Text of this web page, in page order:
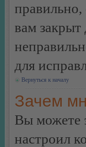
вам
для
Вернуться к началу
Зачем
Вы можете
настроил